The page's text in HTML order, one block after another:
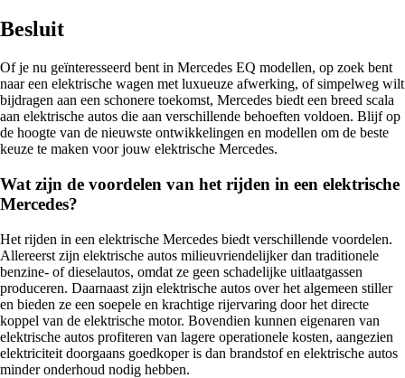
Besluit
Of je nu geïnteresseerd bent in Mercedes EQ modellen, op zoek bent
naar een elektrische wagen met luxueuze afwerking, of simpelweg wilt
bijdragen aan een schonere toekomst, Mercedes biedt een breed scala
aan elektrische autos die aan verschillende behoeften voldoen. Blijf op
de hoogte van de nieuwste ontwikkelingen en modellen om de beste
keuze te maken voor jouw elektrische Mercedes.
Wat zijn de voordelen van het rijden in een elektrische
Mercedes?
Het rijden in een elektrische Mercedes biedt verschillende voordelen.
Allereerst zijn elektrische autos milieuvriendelijker dan traditionele
benzine- of dieselautos, omdat ze geen schadelijke uitlaatgassen
produceren. Daarnaast zijn elektrische autos over het algemeen stiller
en bieden ze een soepele en krachtige rijervaring door het directe
koppel van de elektrische motor. Bovendien kunnen eigenaren van
elektrische autos profiteren van lagere operationele kosten, aangezien
elektriciteit doorgaans goedkoper is dan brandstof en elektrische autos
minder onderhoud nodig hebben.